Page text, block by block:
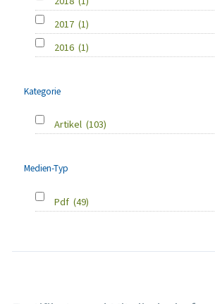
2017 (1)
2016 (1)
Kategorie
Artikel (103)
Medien-Typ
Pdf (49)